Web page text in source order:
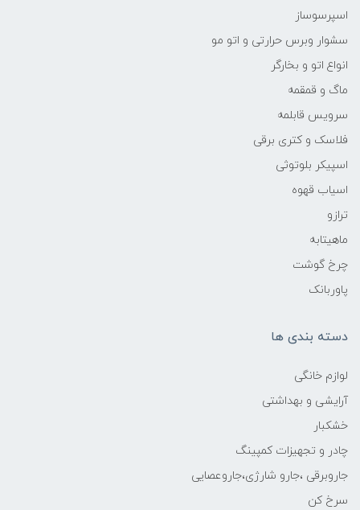
اسپرسوساز
سشوار وبرس حرارتی و اتو مو
انواع اتو و بخارگر
ماگ و قمقمه
سرویس قابلمه
فلاسک و کتری برقی
اسپیکر بلوتوثی
اسیاب قهوه
ترازو
ماهیتابه
چرخ گوشت
پاوربانک
دسته بندی ها
لوازم خانگی
آرایشی و بهداشتی
خشکبار
چادر و تجهیزات کمپینگ
جاروبرقی ،جارو شارژی،جاروعصایی
سرخ کن